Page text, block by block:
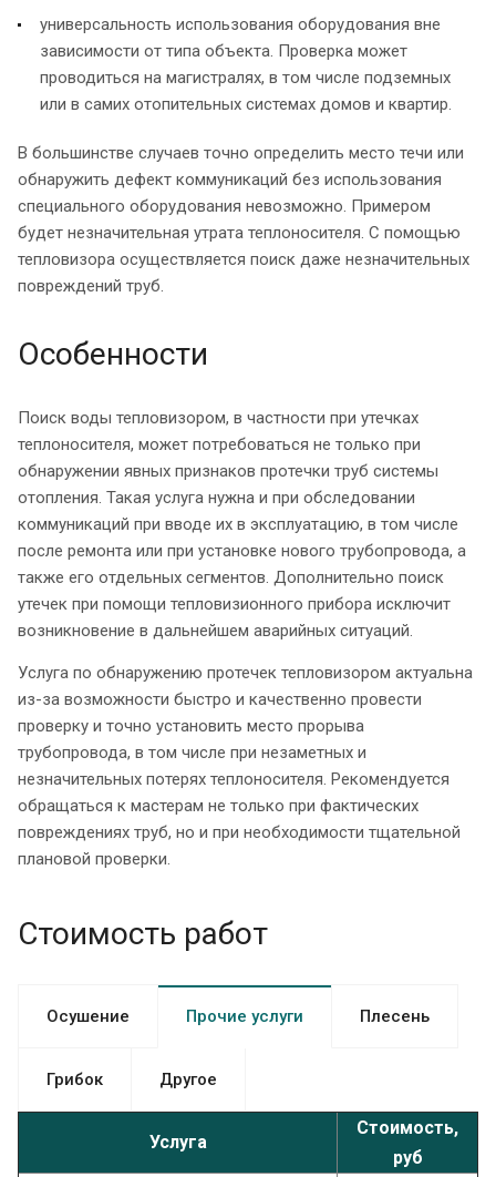
универсальность использования оборудования вне
зависимости от типа объекта. Проверка может
проводиться на магистралях, в том числе подземных
или в самих отопительных системах домов и квартир.
В большинстве случаев точно определить место течи или
обнаружить дефект коммуникаций без использования
специального оборудования невозможно. Примером
будет незначительная утрата теплоносителя. С помощью
тепловизора осуществляется поиск даже незначительных
повреждений труб.
Особенности
Поиск воды тепловизором, в частности при утечках
теплоносителя, может потребоваться не только при
обнаружении явных признаков протечки труб системы
отопления. Такая услуга нужна и при обследовании
коммуникаций при вводе их в эксплуатацию, в том числе
после ремонта или при установке нового трубопровода, а
также его отдельных сегментов. Дополнительно поиск
утечек при помощи тепловизионного прибора исключит
возникновение в дальнейшем аварийных ситуаций.
Услуга по обнаружению протечек тепловизором актуальна
из-за возможности быстро и качественно провести
проверку и точно установить место прорыва
трубопровода, в том числе при незаметных и
незначительных потерях теплоносителя. Рекомендуется
обращаться к мастерам не только при фактических
повреждениях труб, но и при необходимости тщательной
плановой проверки.
Стоимость работ
Осушение Прочие услуги Плесень
Грибок Другое
Услуга
Стоимость,
руб